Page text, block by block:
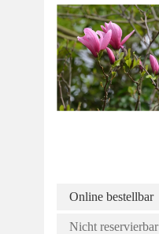
Online bestellbar
Nicht reservierbar